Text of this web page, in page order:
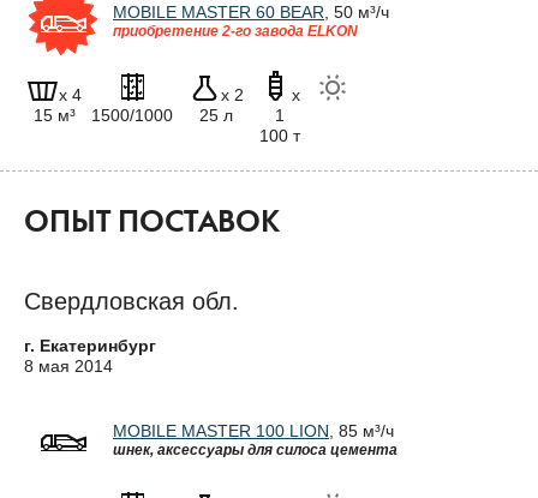
MOBILE MASTER 60 BEAR , 50 м³/ч
приобретение 2-го завода ELKON
x 4
15 м³
1500/1000
x 2
25 л
x
1
100 т
ОПЫТ ПОСТАВОК
Свердловская обл.
г. Екатеринбург
8 мая 2014
MOBILE MASTER 100 LION , 85 м³/ч
шнек, аксессуары для силоса цемента